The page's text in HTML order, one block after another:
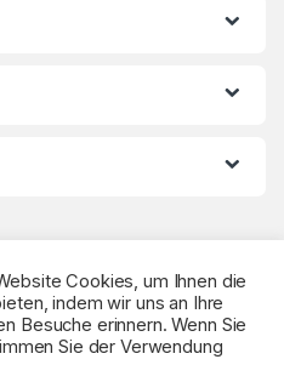
Cookies, um Ihnen die
indem wir uns an Ihre
Besuche erinnern. Wenn Sie
Sie der Verwendung